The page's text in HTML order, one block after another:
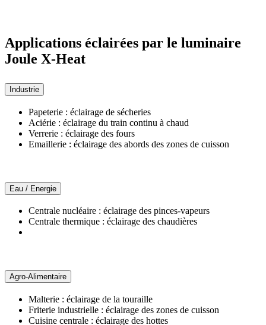
Applications éclairées par le luminaire
Joule X-Heat
Industrie
Papeterie : éclairage de sécheries
Aciérie : éclairage du train continu à chaud
Verrerie : éclairage des fours
Emaillerie : éclairage des abords des zones de cuisson
Eau / Energie
Centrale nucléaire : éclairage des pinces-vapeurs
Centrale thermique : éclairage des chaudières
Agro-Alimentaire
Malterie : éclairage de la touraille
Friterie industrielle : éclairage des zones de cuisson
Cuisine centrale : éclairage des hottes